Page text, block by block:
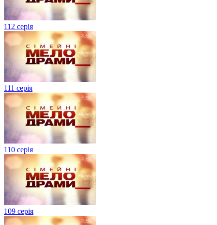
112 серія
111 серія
110 серія
109 серія